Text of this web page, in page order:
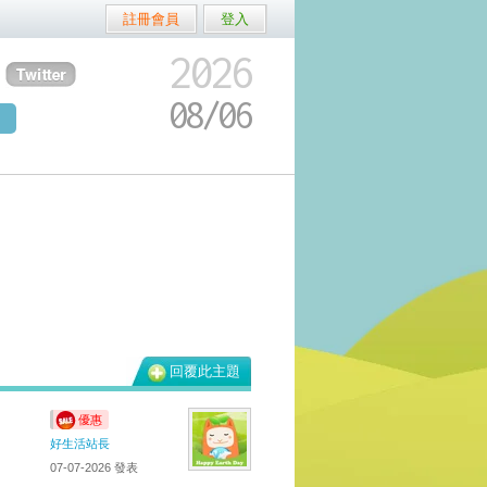
註冊會員 登入
2026
08/06
回覆此主題
優惠
好生活站長
07-07-2026 發表